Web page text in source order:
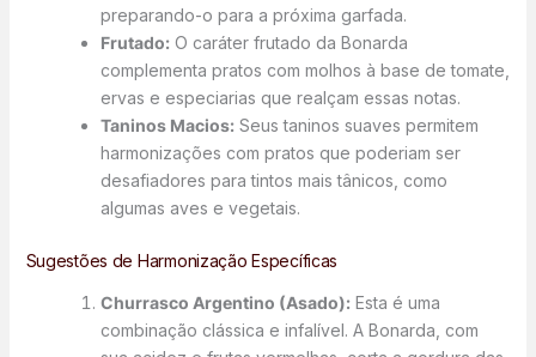
preparando-o para a próxima garfada.
Frutado:O caráter frutado da Bonarda
complementa pratos com molhos à base de tomate,
ervas e especiarias que realçam essas notas.
Taninos Macios:Seus taninos suaves permitem
harmonizações com pratos que poderiam ser
desafiadores para tintos mais tânicos, como
algumas aves e vegetais.
Sugestões de Harmonização Específicas
Churrasco Argentino (Asado):Esta é uma
combinação clássica e infalível. A Bonarda, com